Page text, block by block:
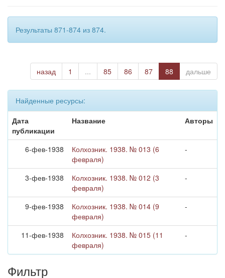
Результаты 871-874 из 874.
назад 1 ... 85 86 87 88 дальше
Найденные ресурсы:
Дата
публикации
Название Авторы
6-фев-1938
Колхозник. 1938. № 013 (6
февраля)
-
3-фев-1938
Колхозник. 1938. № 012 (3
февраля)
-
9-фев-1938
Колхозник. 1938. № 014 (9
февраля)
-
11-фев-1938
Колхозник. 1938. № 015 (11
февраля)
-
Фильтр